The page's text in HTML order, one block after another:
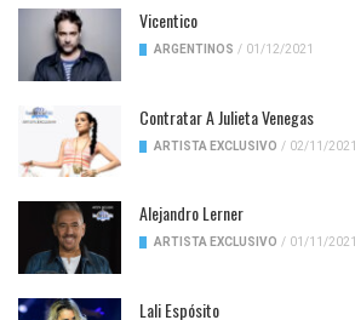
Vicentico
ARGENTINOS / 01/12/2021
Contratar A Julieta Venegas
ARTISTA EXCLUSIVO / 02/11/2021
Alejandro Lerner
ARTISTA EXCLUSIVO / 01/11/2021
Lali Espósito